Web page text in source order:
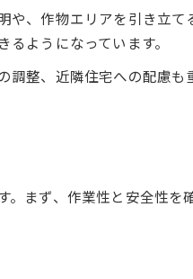
、作物エリアを引き立て
ようになっています。
整、近隣住宅への配慮
まず、作業性と安全性